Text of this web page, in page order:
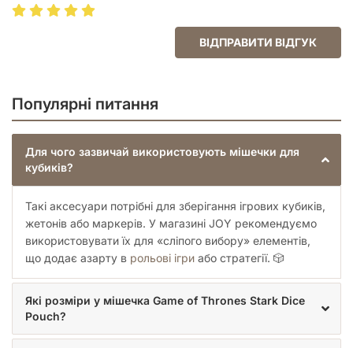
сумку, кишеню або коробку з грою, не займаючи
Якщо ви прагнете додати атмосферності своїм ігровим
вашу приналежність до «Winterfell» і допоможе тримати всі
ігрові дрібниці під контролем, щоб ви могли зосередитися
ВІДПРАВИТИ ВІДГУК
Популярні питання
Для чого зазвичай використовують мішечки для
кубиків?
Такі аксесуари потрібні для зберігання ігрових кубиків,
жетонів або маркерів. У магазині JOY рекомендуємо
використовувати їх для «сліпого вибору» елементів,
що додає азарту в рольові ігри або стратегії. 🎲
Які розміри у мішечка Game of Thrones Stark Dice
Pouch?